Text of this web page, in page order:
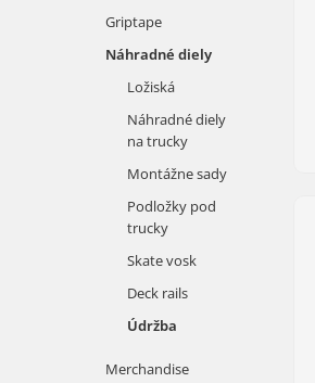
Griptape
Náhradné diely
Ložiská
Náhradné diely
na trucky
Montážne sady
Podložky pod
trucky
Skate vosk
Deck rails
Údržba
Merchandise